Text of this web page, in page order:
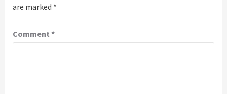
are marked *
Comment *